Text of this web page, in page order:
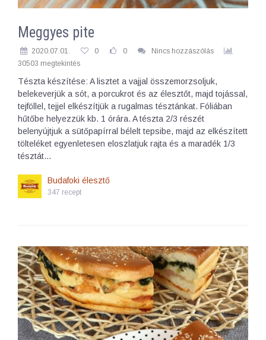
Meggyes pite
2020.07.01. 0 0
Nincs hozzászólás
30503 megtekintés
Tészta készítése: A lisztet a vajjal összemorzsoljuk,
belekeverjük a sót, a porcukrot és az élesztőt, majd tojással,
tejföllel, tejjel elkészítjük a rugalmas tésztánkat. Fóliában
hűtőbe helyezzük kb. 1 órára. A tészta 2/3 részét
belenyújtjuk a sütőpapírral bélelt tepsibe, majd az elkészített
tölteléket egyenletesen eloszlatjuk rajta és a maradék 1/3
tésztát…
Budafoki élesztő
347 recept